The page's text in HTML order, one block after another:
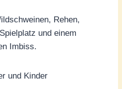
Rehen,
und einem
Imbiss.
und Kinder